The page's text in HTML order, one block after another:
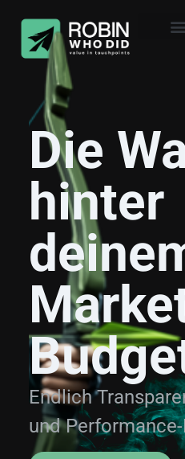
Die
hinter
Endlich
und